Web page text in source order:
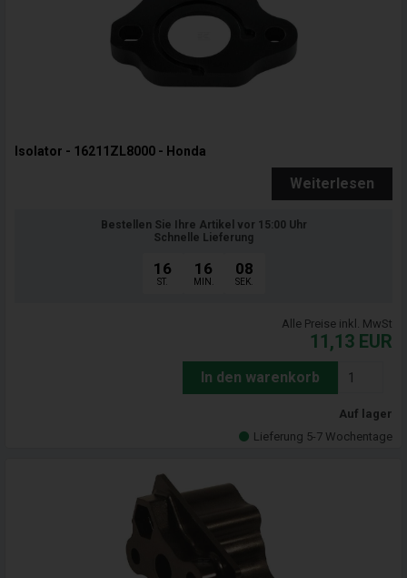
Isolator - 16211ZL8000 - Honda
Weiterlesen
Bestellen Sie Ihre Artikel vor 15:00 Uhr
Schnelle Lieferung
16
ST.
16
MIN.
07
SEK.
Alle Preise inkl. MwSt
11,13 EUR
In den warenkorb
Auf lager
Lieferung 5-7 Wochentage